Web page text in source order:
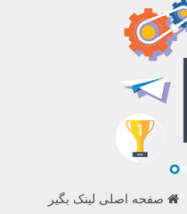
صفحه اصلی لینک بگیر